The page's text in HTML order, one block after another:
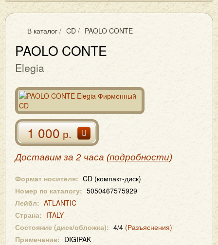
В каталог / CD / PAOLO CONTE
PAOLO CONTE
Elegia
1 000р.
Доставим за 2 часа (подробности)
Формат носителя: CD (компакт-диск)
Номер по каталогу: 5050467575929
Лейбл: ATLANTIC
Страна: ITALY
Состояние (диск/обложка): 4/4 (Разъяснения)
Примечание: DIGIPAK